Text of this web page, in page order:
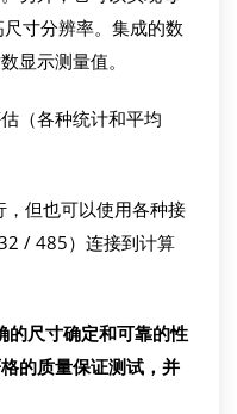
寸分辨率。集成的数
显示测量值。
（各种统计和平均
，但也可以使用各种接
/ 485）连接到计算
的尺寸确定和可靠的性
的质量保证测试，并